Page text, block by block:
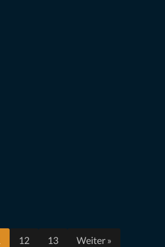
12 13 Weiter »